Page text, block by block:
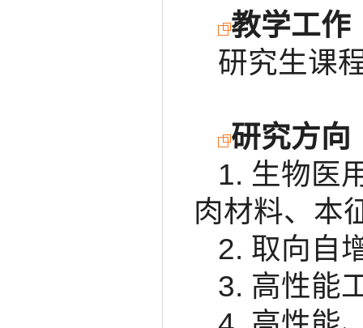
教学工作
研究生课
研究方向
1. 生物医
肉材料、本
2. 取向自
3. 高性能